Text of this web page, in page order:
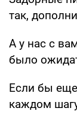
так,
А у нас с
было
Если бы
каждом